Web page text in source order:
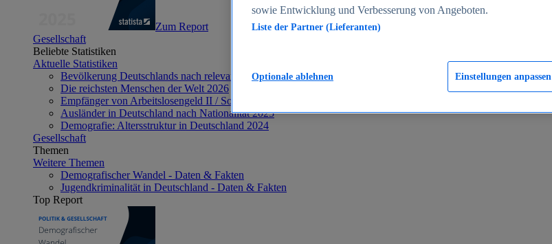
Zum Report
Gesellschaft
Beliebte Statistiken
Aktuelle Statistiken
Bevölkerung Deutschlands nach relevanten Altersgruppen 2024
Die reichsten Menschen der Welt 2026
Empfänger von Arbeitslosengeld II / Sozialgeld / Bürgergeld in Deutschland 2005-2025
Ausländer in Deutschland nach Nationalität 2025
Demografie: Altersstruktur in Deutschland 2024
Gesellschaft
Themen
Weitere Themen
Demografischer Wandel - Daten & Fakten
Jugendkriminalität in Deutschland - Daten & Fakten
Top Report
sowie Entwicklung und Verbesserung von Angeboten.
Liste der Partner (Lieferanten)
Einstellungen anpassen
Optionale ablehnen